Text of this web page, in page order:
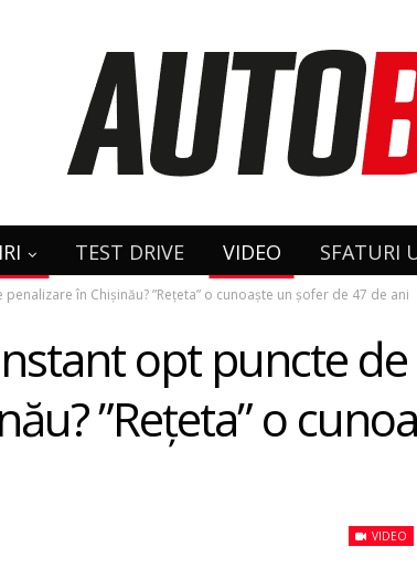
TEST DRIVE VIDEO SFATURI
în Chișinău? ”Rețeta” o cunoaște un șofer de 47 de ani
opt puncte de
”Rețeta” o
VIDEO